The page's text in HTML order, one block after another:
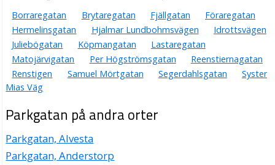
Borraregatan Brytaregatan Fjällgatan
Föraregatan
Hermelinsgatan
Hjalmar Lundbohmsvägen
Idrottsvägen
Juliebögatan
Köpmangatan
Lastaregatan
Matojärvigatan
Per Högströmsgatan
Reenstiernagatan
Renstigen
Samuel Mörtgatan Segerdahlsgatan
Syster
Mias Väg
Parkgatan på andra orter
Parkgatan, Alvesta
Parkgatan, Anderstorp